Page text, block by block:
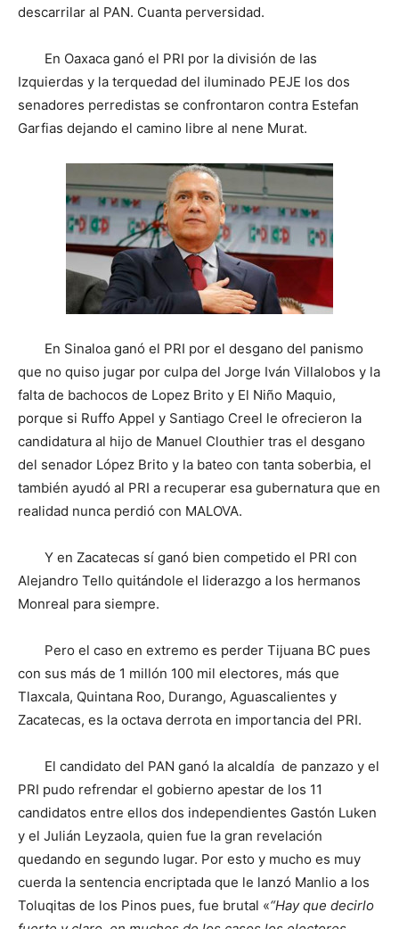
descarrilar al PAN. Cuanta perversidad.
En Oaxaca ganó el PRI por la división de las
Izquierdas y la terquedad del iluminado PEJE los dos
senadores perredistas se confrontaron contra Estefan
Garfias dejando el camino libre al nene Murat.
En Sinaloa ganó el PRI por el desgano del panismo
que no quiso jugar por culpa del Jorge Iván Villalobos y la
falta de bachocos de Lopez Brito y El Niño Maquio,
porque si Ruffo Appel y Santiago Creel le ofrecieron la
candidatura al hijo de Manuel Clouthier tras el desgano
del senador López Brito y la bateo con tanta soberbia, el
también ayudó al PRI a recuperar esa gubernatura que en
realidad nunca perdió con MALOVA.
Y en Zacatecas sí ganó bien competido el PRI con
Alejandro Tello quitándole el liderazgo a los hermanos
Monreal para siempre.
Pero el caso en extremo es perder Tijuana BC pues
con sus más de 1 millón 100 mil electores, más que
Tlaxcala, Quintana Roo, Durango, Aguascalientes y
Zacatecas, es la octava derrota en importancia del PRI.
El candidato del PAN ganó la alcaldía de panzazo y el
PRI pudo refrendar el gobierno apestar de los 11
candidatos entre ellos dos independientes Gastón Luken
y el Julián Leyzaola, quien fue la gran revelación
quedando en segundo lugar. Por esto y mucho es muy
cuerda la sentencia encriptada que le lanzó Manlio a los
Toluqitas de los Pinos pues, fue brutal «“Hay que decirlo